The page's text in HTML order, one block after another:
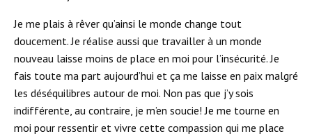
Je me plais à rêver qu’ainsi le monde change tout
doucement. Je réalise aussi que travailler à un monde
nouveau laisse moins de place en moi pour l’insécurité. Je
fais toute ma part aujourd’hui et ça me laisse en paix malgré
les déséquilibres autour de moi. Non pas que j’y sois
indifférente, au contraire, je m’en soucie! Je me tourne en
moi pour ressentir et vivre cette compassion qui me place